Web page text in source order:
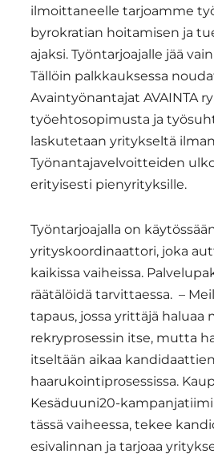
ilmoittaneelle tarjoamme
byrokratian hoitamisen ja
ajaksi. Työntarjoajalle jää
Tällöin palkkauksessa
Avaintyönantajat AVAINTA
työehtosopimusta ja
laskutetaan yritykseltä
Työnantajavelvoitteiden
erityisesti pienyrityksille.
Työntarjoajalla on
yrityskoordinaattori, joka
kaikissa vaiheissa.
räätälöidä tarvittaessa. –
tapaus, jossa yrittäjä haluaa
rekryprosessin itse, mutta
itseltään aikaa kandidaattien
haarukointiprosessissa.
Kesäduuni20-
tässä vaiheessa, tekee
esivalinnan ja tarjoaa